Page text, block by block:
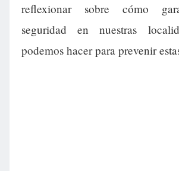
reflexionar sobre cómo
seguridad en nuestras
podemos hacer para prevenir